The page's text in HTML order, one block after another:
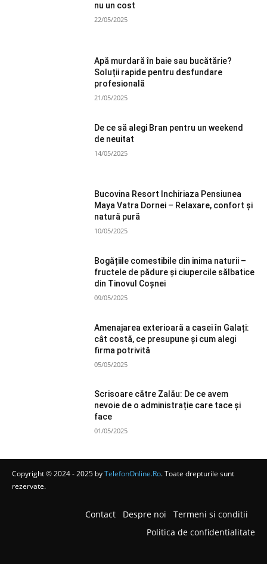
nu un cost
22/05/2025
Apă murdară în baie sau bucătărie?
Soluții rapide pentru desfundare
profesională
21/05/2025
De ce să alegi Bran pentru un weekend
de neuitat
14/05/2025
Bucovina Resort Inchiriaza Pensiunea
Maya Vatra Dornei – Relaxare, confort și
natură pură
10/05/2025
Bogățiile comestibile din inima naturii –
fructele de pădure și ciupercile sălbatice
din Tinovul Coșnei
09/05/2025
Amenajarea exterioară a casei în Galați:
cât costă, ce presupune și cum alegi
firma potrivită
05/05/2025
Scrisoare către Zalău: De ce avem
nevoie de o administrație care tace și
face
01/05/2025
Copyright © 2024 - 2025 byTelefonOnline.Ro. Toate drepturile sunt
rezervate.
Contact Despre noi
Termeni si conditii
Politica de confidentialitate